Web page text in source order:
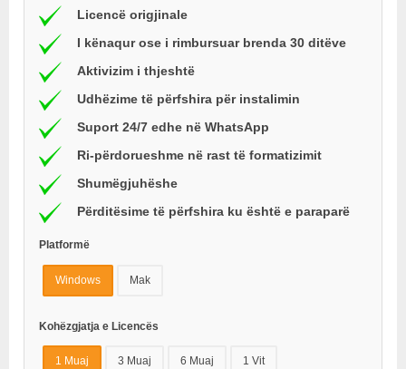
Licencë origjinale
I kënaqur ose i rimbursuar brenda 30 ditëve
Aktivizim i thjeshtë
Udhëzime të përfshira për instalimin
Suport 24/7 edhe në WhatsApp
Ri-përdorueshme në rast të formatizimit
Shumëgjuhëshe
Përditësime të përfshira ku është e paraparë
Platformë
Windows Mak
Kohëzgjatja e Licencës
1 Muaj 3 Muaj 6 Muaj 1 Vit